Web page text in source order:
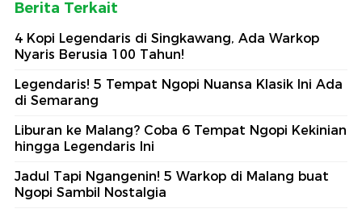
Berita Terkait
4 Kopi Legendaris di Singkawang, Ada Warkop
Nyaris Berusia 100 Tahun!
Legendaris! 5 Tempat Ngopi Nuansa Klasik Ini Ada
di Semarang
Liburan ke Malang? Coba 6 Tempat Ngopi Kekinian
hingga Legendaris Ini
Jadul Tapi Ngangenin! 5 Warkop di Malang buat
Ngopi Sambil Nostalgia